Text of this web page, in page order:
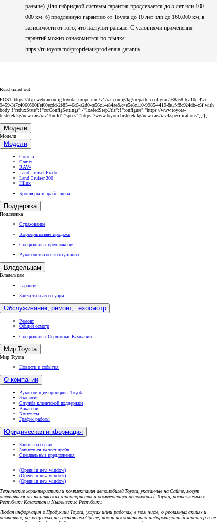
раньше). Для гибридной системы гарантия продлевается до 5 лет или 100
000 км. б) продленную гарантию от Toyota до 10 лет или до 160.000 км, в
зависимости от того, что наступит раньше. С условиями применения
гарантий можно ознакомиться по ссылке:
https://ru.toyota.md/proprietari/prodlenaia-garantia
Read timed out
POST https://dxp-webcarconfig.toyota-europe.com/v1/car-config/kg/ru?path=configure/a68a58fb-a10e-41ae-
9459-3a7c4060500f/ef09ecdd-2b85-46d5-a2d0-ce56c14a84ae&c=e5e8c110-9985-4419-8e1f-f8c924db4c3f with
body {"reduxState":{"carConfigSettings":{"loadedStepUrls":{"configure":"https://www.toyota-
bishkek.kg/new-cars/rav4/build","specs":"https://www.toyota-bishkek.kg/new-cars/rav4/specifications"}}}}
Модели
Модели
Модели
Corolla
Camry
RAV4
Land Cruiser Prado
Land Cruiser 300
Hilux
Брошюры и прайс-листы
Поддержка
Поддержка
Страхование
Корпоративные продажи
Специальные предложения
Руководства по эксплуатации
Владельцам
Владельцам
Гарантия
Запчасти и аксессуары
Обслуживание, ремонт, техосмотр
Ремонт
Общий осмотр
Специальные Сервисные Кампании
Мир Toyota
Мир Toyota
Новости и события
О компании
Руководящие принципы Toyota
Экология
Служба клиентской поддержки
Вакансии
Контакты
График работы
Юридическая информация
Запись на сервис
Записаться на тест-драйв
Специальные предложения
(Opens in new window)
(Opens in new window)
(Opens in new window)
Технические характеристики и комплектация автомобилей Toyota, указанные на Сайте, могут
отличаться от технических характеристик и комплектации автомобилей Toyota, поставляемых в
Республику Казахстан и Кыргызскую Республику.
Любая информация о Продукции Toyota, услугах и/или работах, в том числе, о рекламных акциях и
кампаниях, размещенных на настоящем Cайте, носят исключительно информационный характер и не